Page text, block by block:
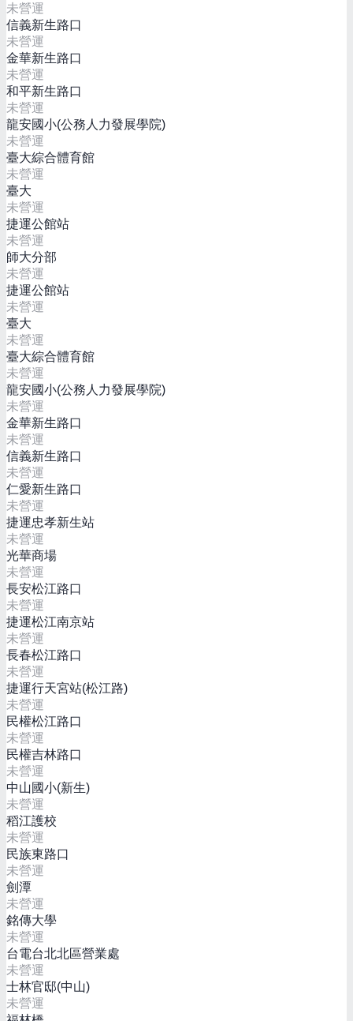
未營運
信義新生路口
未營運
金華新生路口
未營運
和平新生路口
未營運
龍安國小(公務人力發展學院)
未營運
臺大綜合體育館
未營運
臺大
未營運
捷運公館站
未營運
師大分部
未營運
捷運公館站
未營運
臺大
未營運
臺大綜合體育館
未營運
龍安國小(公務人力發展學院)
未營運
金華新生路口
未營運
信義新生路口
未營運
仁愛新生路口
未營運
捷運忠孝新生站
未營運
光華商場
未營運
長安松江路口
未營運
捷運松江南京站
未營運
長春松江路口
未營運
捷運行天宮站(松江路)
未營運
民權松江路口
未營運
民權吉林路口
未營運
中山國小(新生)
未營運
稻江護校
未營運
民族東路口
未營運
劍潭
未營運
銘傳大學
未營運
台電台北北區營業處
未營運
士林官邸(中山)
未營運